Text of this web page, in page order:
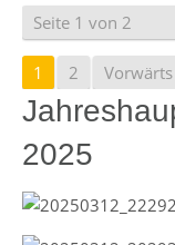
Seite 1 von 2
1 2 Vorwärts
2025